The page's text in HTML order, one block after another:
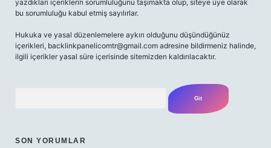
yazdıkları içeriklerin sorumluluğunu taşımakta olup, siteye üye olarak
bu sorumluluğu kabul etmiş sayılırlar.
Hukuka ve yasal düzenlemelere aykırı olduğunu düşündüğünüz
içerikleri, backlinkpanelicomtr@gmail.com adresine bildirmeniz halinde,
ilgili içerikler yasal süre içerisinde sitemizden kaldırılacaktır.
SON YORUMLAR